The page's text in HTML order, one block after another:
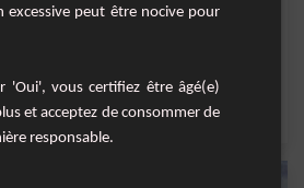
recette de Thé Glacé au Gin Pétillant. Cette
, pamplemousse ,
excessive peut être nocive pour
'Oui', vous certifiez être âgé(e)
et acceptez de consommer de
responsable.